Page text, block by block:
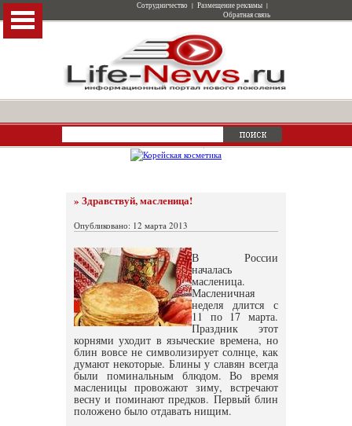
Сотрудничество | Размещение рекламы |
Обратная связь
» Здравствуй, масленица!
Опубликовано: 12 марта 2013
В России
началась
масленица.
Масленичная
неделя длится с
11 по 17 марта.
Праздник этот
корнями уходит в языческие времена, но
блин вовсе не символизирует солнце, как
думают некоторые. Блины у славян всегда
были поминальным блюдом. Во время
масленицы провожают зиму, встречают
весну и поминают предков. Первый блин
положено было отдавать нищим.